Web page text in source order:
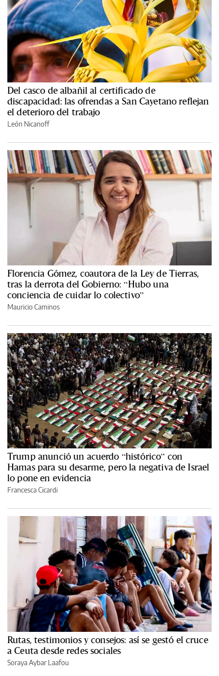
Del casco de albañil al certificado de
discapacidad: las ofrendas a San Cayetano reflejan
el deterioro del trabajo
León Nicanoff
Florencia Gómez, coautora de la Ley de Tierras,
tras la derrota del Gobierno: “Hubo una
conciencia de cuidar lo colectivo”
Mauricio Caminos
Trump anunció un acuerdo “histórico” con
Hamas para su desarme, pero la negativa de Israel
lo pone en evidencia
Francesca Cicardi
Rutas, testimonios y consejos: así se gestó el cruce
a Ceuta desde redes sociales
Soraya Aybar Laafou